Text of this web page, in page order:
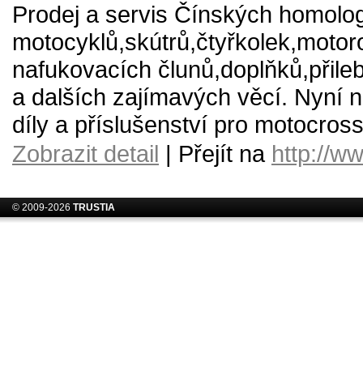
Prodej a servis Čínských
nafukovacích
a dalších zajímavých věcí. Nyní
díly a příslušenství pro
Zobrazit detail | Přejít na http://
© 2009-2026 TRUSTIA